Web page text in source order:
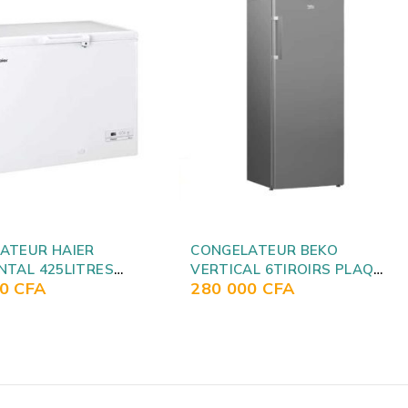
BEKO
6TIROIRS PLAQ
RFSE300S
CFA
CONGELATEUR BEKO
VERTICAL 6TIROIRS
NOFROST BLANC
250 000 CFA